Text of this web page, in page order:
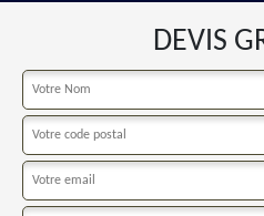
DEVIS